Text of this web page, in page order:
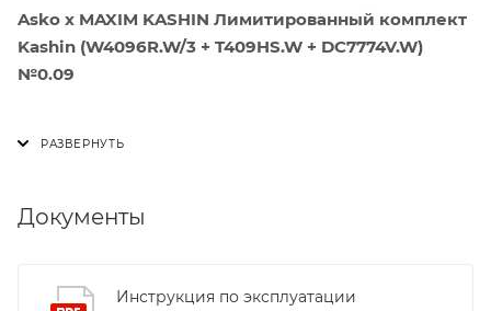
Asko x MAXIM KASHIN Лимитированный комплект
Kashin (W4096R.W/3 + T409HS.W + DC7774V.W)
№0.09
архитектурным бюро MAXIM KASHIN.
функциональность и эстетическую ценность, делая
Документы
Инструкция по эксплуатации